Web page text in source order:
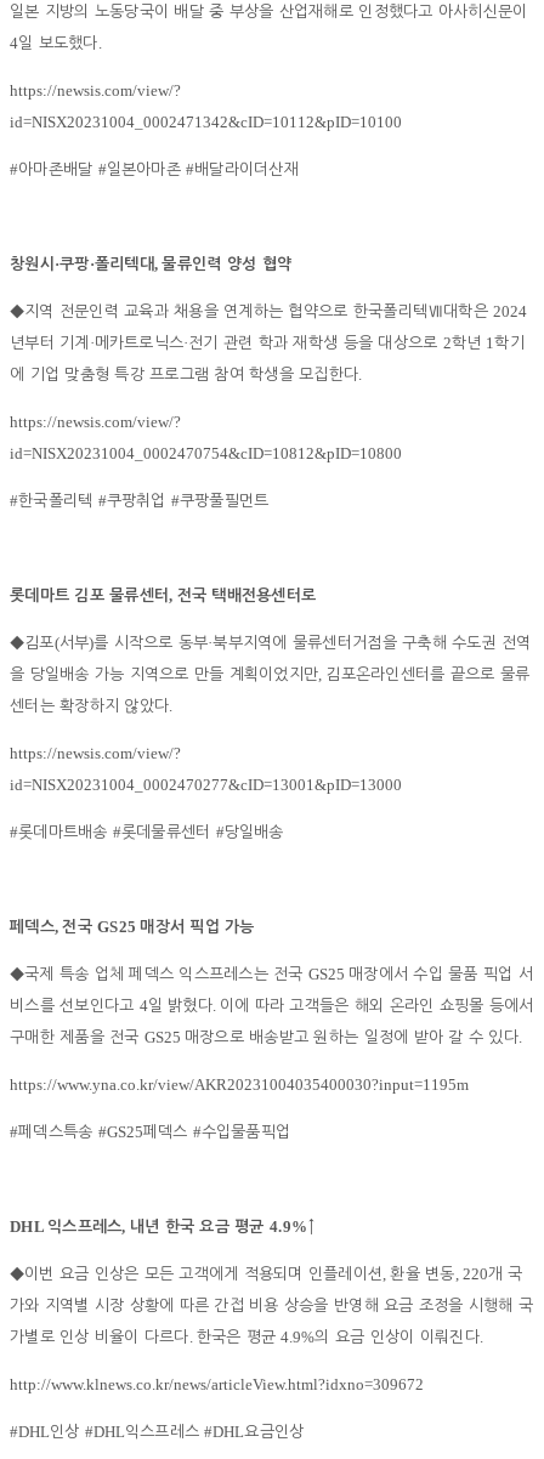
일본 지방의 노동당국이 배달 중 부상을 산업재해로 인정했다고 아사히신문이
4일 보도했다.
https://newsis.com/view/?
id=NISX20231004_0002471342&cID=10112&pID=10100
#아마존배달 #일본아마존#배달라이더산재
창원시 ·쿠팡·폴리텍대,물류인력 양성 협약
◆지역 전문인력 교육과 채용을 연계하는 협약으로 한국폴리텍Ⅶ 대학은2024
년부터 기계 ·메카트로닉스·전기 관련 학과 재학생 등을 대상으로 2학년 1학기
에 기업 맞춤형 특강 프로그램 참여 학생을 모집한다.
https://newsis.com/view/?
id=NISX20231004_0002470754&cID=10812&pID=10800
#한국폴리텍 #쿠팡취업 #쿠팡풀필먼트
롯데마트 김포 물류센터, 전국 택배전용센터로
◆김포(서부)를 시작으로 동부·북부지역에 물류센터거점을 구축해 수도권 전역
을 당일배송 가능 지역으로 만들 계획이었지만, 김포온라인센터를 끝으로 물류
센터는 확장하지 않았다.
https://newsis.com/view/?
id=NISX20231004_0002470277&cID=13001&pID=13000
#롯데마트배송 #롯데물류센터 #당일배송
페덱스,전국GS25매장서 픽업 가능
◆국제 특송 업체 페덱스 익스프레스는 전국 GS25 매장에서 수입 물품 픽업 서
비스를 선보인다고 4일 밝혔다. 이에 따라 고객들은 해외 온라인 쇼핑몰 등에서
구매한 제품을 전국 GS25 매장으로 배송받고 원하는 일정에 받아 갈 수 있다.
https://www.yna.co.kr/view/AKR20231004035400030?input=1195m
#페덱스특송 #GS25페덱스 #수입물품픽업
DHL 익스프레스, 내년 한국 요금 평균4.9%↑
◆이번 요금 인상은 모든 고객에게 적용되며 인플레이션 ,환율 변동, 220개 국
가와 지역별 시장 상황에 따른 간접 비용 상승을 반영해 요금 조정을 시행해 국
가별로 인상 비율이 다르다. 한국은 평균4.9%의 요금 인상이 이뤄진다.
http://www.klnews.co.kr/news/articleView.html?idxno=309672
#DHL인상 #DHL익스프레스#DHL요금인상